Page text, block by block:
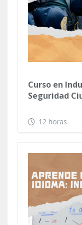
Curso en
Seguridad
Prevención
Violencia y
12 horas